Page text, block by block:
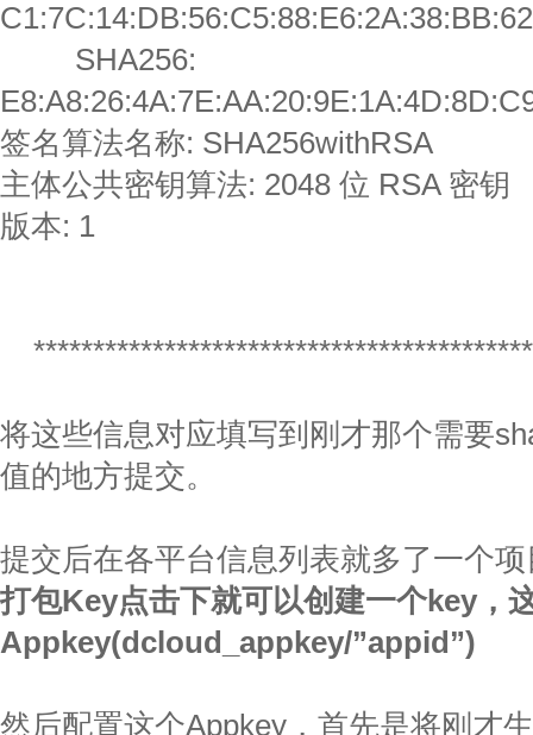
SHA256:
签名算法名称: SHA256withRSA
主体公共密钥算法: 2048 位 RSA 密钥
版本: 1
将这些信息对应填写到刚才那个需要
值的地方提交。
提交后在各平台信息列表就多了一个
打包Key点击下就可以创建一个key，
Appkey(dcloud_appkey/”appid”)
然后配置这个Appkey，首先是将刚才